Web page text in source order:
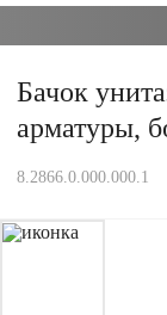
Бачок
арматуры,
8.2866.0.000.000.1